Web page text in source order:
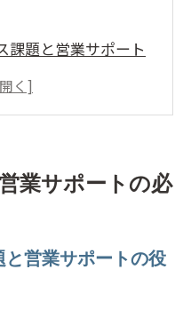
課題と営業サポート
化するビジネスプロ
業サポートの重要
業サポート
たローカルマーケッ
業サポートの必
営業サポートの役